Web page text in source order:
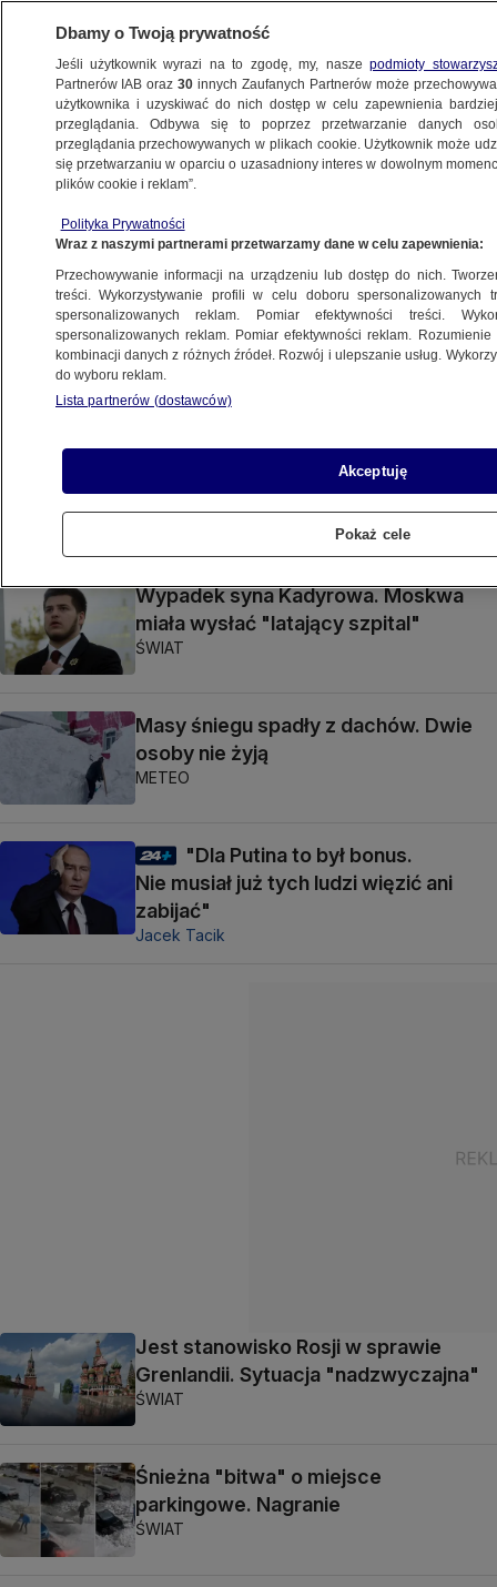
ROSJA
"Dlatego Ukraina potrzebuje lepszej
obrony". Zełenski o rosyjskim ataku
ŚWIAT
"Dramatyczna" sytuacja w Kijowie
i "wyrazy najwyższego uznania dla
Polaków" za pomoc
ŚWIAT
Ukraińska delegacja już w USA.
Na stole dwa kluczowe dokumenty
ŚWIAT
Wypadek syna Kadyrowa. Moskwa
miała wysłać "latający szpital"
ŚWIAT
Masy śniegu spadły z dachów. Dwie
osoby nie żyją
METEO
"Dla Putina to był bonus.
Nie musiał już tych ludzi więzić ani
zabijać"
Jacek Tacik
Jest stanowisko Rosji w sprawie
Grenlandii. Sytuacja "nadzwyczajna"
ŚWIAT
Śnieżna "bitwa" o miejsce
parkingowe. Nagranie
ŚWIAT
Dbamy o Twoją prywatność
Jeśli użytkownik wyrazi na to zgodę, my, naszepodmioty
Partnerów IAB oraz30 innych Zaufanych Partnerów może
użytkownika i uzyskiwać do nich dostęp w celu zapewnienia
przeglądania. Odbywa się to poprzez przetwarzanie danych
przeglądania przechowywanych w plikach cookie. Użytkownik może
się przetwarzaniu w oparciu o uzasadniony interes w dowolnym
plików cookie i reklam”.
Polityka Prywatności
Wraz z naszymi partnerami przetwarzamy dane w celu zapewnienia:
Przechowywanie informacji na urządzeniu lub dostęp do nich.
treści. Wykorzystywanie profili w celu doboru spersonalizowanych
spersonalizowanych reklam. Pomiar efektywności treści.
spersonalizowanych reklam. Pomiar efektywności reklam.
kombinacji danych z różnych źródeł. Rozwój i ulepszanie usług.
do wyboru reklam.
Lista partnerów (dostawców)
Akceptuję
Pokaż cele